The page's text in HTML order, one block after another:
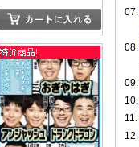
07.
08.
09.
10.
11.
12.